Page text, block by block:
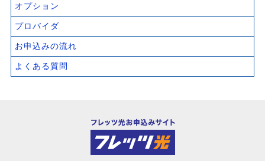
オプション
プロバイダ
お申込みの流れ
よくある質問